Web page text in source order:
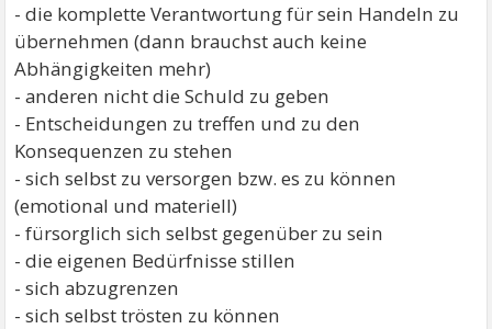
- die komplette Verantwortung für sein Handeln zu
übernehmen (dann brauchst auch keine
Abhängigkeiten mehr)
- anderen nicht die Schuld zu geben
- Entscheidungen zu treffen und zu den
Konsequenzen zu stehen
- sich selbst zu versorgen bzw. es zu können
(emotional und materiell)
- fürsorglich sich selbst gegenüber zu sein
- die eigenen Bedürfnisse stillen
- sich abzugrenzen
- sich selbst trösten zu können